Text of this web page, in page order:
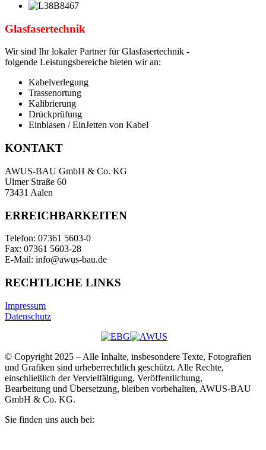
Glasfasertechnik
Wir sind Ihr lokaler Partner für Glasfasertechnik -
folgende Leistungsbereiche bieten wir an:
Kabelverlegung
Trassenortung
Kalibrierung
Drückprüfung
Einblasen / EinJetten von Kabel
KONTAKT
AWUS-BAU GmbH & Co. KG
Ulmer Straße 60
73431 Aalen
ERREICHBARKEITEN
Telefon: 07361 5603-0
Fax: 07361 5603-28
E-Mail: info@awus-bau.de
RECHTLICHE LINKS
Impressum
Datenschutz
© Copyright 2025 – Alle Inhalte, insbesondere Texte, Fotografien
und Grafiken sind urheberrechtlich geschützt. Alle Rechte,
einschließlich der Vervielfältigung, Veröffentlichung,
Bearbeitung und Übersetzung, bleiben vorbehalten, AWUS-BAU
GmbH & Co. KG.
Sie finden uns auch bei: